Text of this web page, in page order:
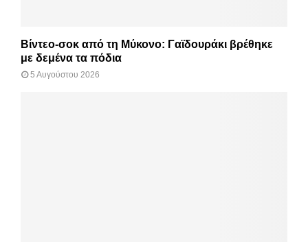
Βίντεο-σοκ από τη Μύκονο: Γαϊδουράκι βρέθηκε
με δεμένα τα πόδια
5 Αυγούστου 2026